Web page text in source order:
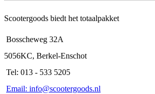
Scootergoods biedt het totaalpakket
Bosscheweg 32A
5056KC, Berkel-Enschot
Tel: 013 - 533 5205
Email: info@scootergoods.nl